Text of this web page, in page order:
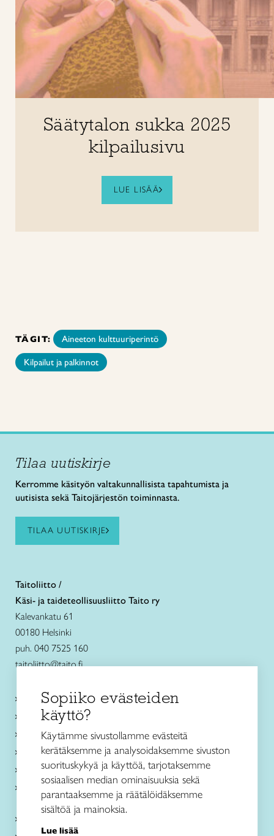
Säätytalon sukka 2025
kilpailusivu
LUE LISÄÄ
TÄGIT: Aineeton kulttuuriperintö
Kilpailut ja palkinnot
Tilaa uutiskirje
Kerromme käsityön valtakunnallisista tapahtumista ja
uutisista sekä Taitojärjestön toiminnasta.
TILAA UUTISKIRJE
Taitoliitto /
Käsi- ja taideteollisuusliitto Taito ry
Kalevankatu 61
00180 Helsinki
puh. 040 7525 160
taitoliitto@taito.fi
Käsityökurssit ja koulutus
Ajankohtaista
Käsityöohjeet
Me olemme Taito
Paikallinen toiminta
Verkkokaupat
Kirjaudu Arviin
Sopiiko evästeiden
käyttö?
Käytämme sivustollamme evästeitä
kerätäksemme ja analysoidaksemme sivuston
suorituskykyä ja käyttöä, tarjotaksemme
sosiaalisen median ominaisuuksia sekä
parantaaksemme ja räätälöidäksemme
sisältöä ja mainoksia.
Lue lisää